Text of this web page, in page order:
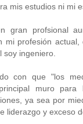
mis estudios ni mi
gran profsional
mi profesión
soy ingeniero.
con que "los
muro para
ya sea por
liderazgo y exceso